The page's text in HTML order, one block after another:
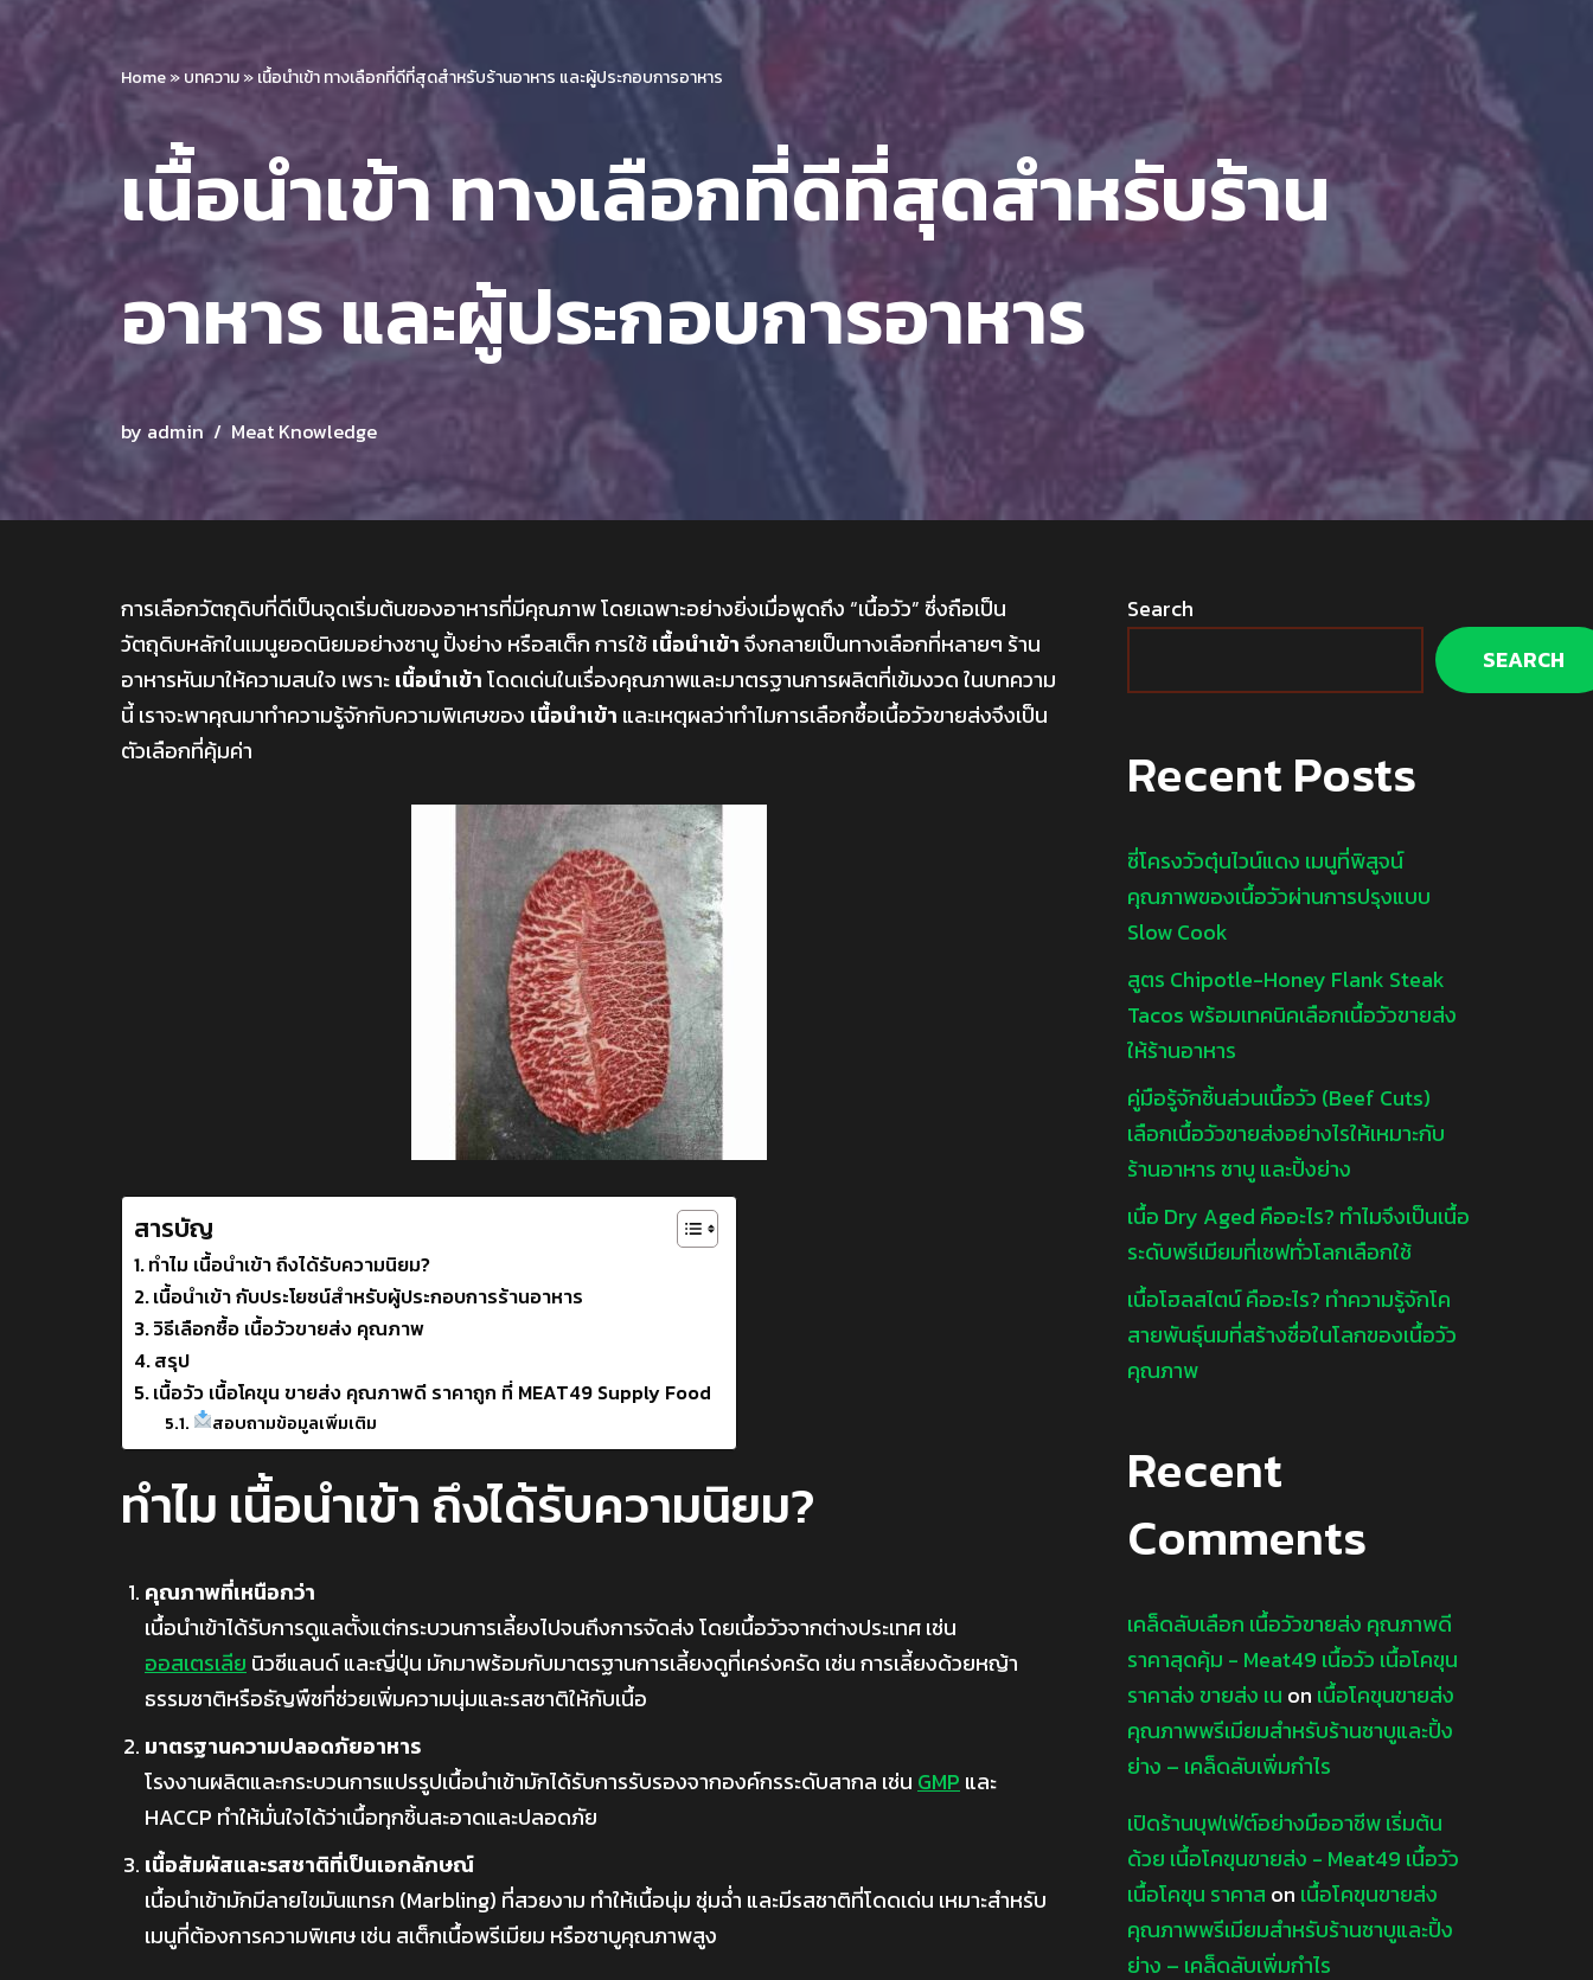
Home»บทความ»เนื้อนำเข้า ทางเลือกที่ดีที่สุดสำหรับร้านอาหาร และผู้ประกอบการอาหาร
เนื้อนำเข้า ทางเลือกที่ดีที่สุดสำหรับร้าน
อาหาร และผู้ประกอบการอาหาร
by admin Meat Knowledge
การเลือกวัตถุดิบที่ดีเป็นจุดเริ่มต้นของอาหารที่มีคุณภาพ โดยเฉพาะอย่างยิ่งเมื่อพูดถึง “เนื้อวัว” ซึ่งถือเป็น
วัตถุดิบหลักในเมนูยอดนิยมอย่างชาบู ปิ้งย่าง หรือสเต็ก การใช้เนื้อนำเข้าจึงกลายเป็นทางเลือกที่หลายๆ ร้าน
อาหารหันมาให้ความสนใจ เพราะเนื้อนำเข้าโดดเด่นในเรื่องคุณภาพและมาตรฐานการผลิตที่เข้มงวด ในบทความ
นี้ เราจะพาคุณมาทำความรู้จักกับความพิเศษของ เนื้อนำเข้า และเหตุผลว่าทำไมการเลือกซื้อเนื้อวัวขายส่งจึงเป็น
ตัวเลือกที่คุ้มค่า
สารบัญ
ทำไม เนื้อนำเข้า ถึงได้รับความนิยม?
เนื้อนำเข้า กับประโยชน์สำหรับผู้ประกอบการร้านอาหาร
วิธีเลือกซื้อ เนื้อวัวขายส่ง คุณภาพ
สรุป
เนื้อวัว เนื้อโคขุน ขายส่ง คุณภาพดี ราคาถูก ที่ MEAT49 Supply Food
สอบถามข้อมูลเพิ่มเติม
ทำไม เนื้อนำเข้า ถึงได้รับความนิยม?
คุณภาพที่เหนือกว่า
เนื้อนำเข้าได้รับการดูแลตั้งแต่กระบวนการเลี้ยงไปจนถึงการจัดส่ง โดยเนื้อวัวจากต่างประเทศ เช่น
ออสเตรเลีย นิวซีแลนด์ และญี่ปุ่น มักมาพร้อมกับมาตรฐานการเลี้ยงดูที่เคร่งครัด เช่น การเลี้ยงด้วยหญ้า
ธรรมชาติหรือธัญพืชที่ช่วยเพิ่มความนุ่มและรสชาติให้กับเนื้อ
มาตรฐานความปลอดภัยอาหาร
โรงงานผลิตและกระบวนการแปรรูปเนื้อนำเข้ามักได้รับการรับรองจากองค์กรระดับสากล เช่น GMP และ
HACCP ทำให้มั่นใจได้ว่าเนื้อทุกชิ้นสะอาดและปลอดภัย
เนื้อสัมผัสและรสชาติที่เป็นเอกลักษณ์
เนื้อนำเข้ามักมีลายไขมันแทรก (Marbling) ที่สวยงาม ทำให้เนื้อนุ่ม ชุ่มฉ่ำ และมีรสชาติที่โดดเด่น เหมาะสำหรับ
เมนูที่ต้องการความพิเศษ เช่น สเต็กเนื้อพรีเมียม หรือชาบูคุณภาพสูง
Search
SEARCH
Recent Posts
ซี่โครงวัวตุ๋นไวน์แดง เมนูที่พิสูจน์
คุณภาพของเนื้อวัวผ่านการปรุงแบบ
Slow Cook
สูตร Chipotle-Honey Flank Steak
Tacos พร้อมเทคนิคเลือกเนื้อวัวขายส่ง
ให้ร้านอาหาร
คู่มือรู้จักชิ้นส่วนเนื้อวัว (Beef Cuts)
เลือกเนื้อวัวขายส่งอย่างไรให้เหมาะกับ
ร้านอาหาร ชาบู และปิ้งย่าง
เนื้อ Dry Aged คืออะไร? ทำไมจึงเป็นเนื้อ
ระดับพรีเมียมที่เชฟทั่วโลกเลือกใช้
เนื้อโฮลสไตน์ คืออะไร? ทำความรู้จักโค
สายพันธุ์นมที่สร้างชื่อในโลกของเนื้อวัว
คุณภาพ
Recent
Comments
เคล็ดลับเลือก เนื้อวัวขายส่ง คุณภาพดี
ราคาสุดคุ้ม - Meat49 เนื้อวัว เนื้อโคขุน
ราคาส่ง ขายส่ง เน on เนื้อโคขุนขายส่ง
คุณภาพพรีเมียมสำหรับร้านชาบูและปิ้ง
ย่าง – เคล็ดลับเพิ่มกำไร
เปิดร้านบุฟเฟ่ต์อย่างมืออาชีพ เริ่มต้น
ด้วย เนื้อโคขุนขายส่ง - Meat49 เนื้อวัว
เนื้อโคขุน ราคาส on เนื้อโคขุนขายส่ง
คุณภาพพรีเมียมสำหรับร้านชาบูและปิ้ง
ย่าง – เคล็ดลับเพิ่มกำไร